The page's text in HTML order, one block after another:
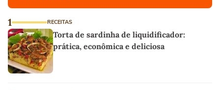
1 RECEITAS
Torta de sardinha de liquidificador:
prática, econômica e deliciosa